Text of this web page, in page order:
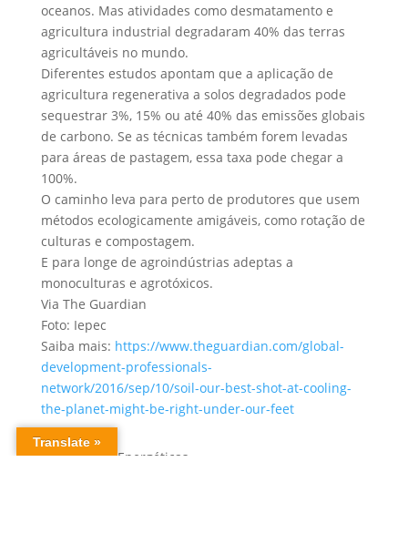
oceanos. Mas atividades como desmatamento e
agricultura industrial degradaram 40% das terras
agricultáveis no mundo.
Diferentes estudos apontam que a aplicação de
agricultura regenerativa a solos degradados pode
sequestrar 3%, 15% ou até 40% das emissões globais
de carbono. Se as técnicas também forem levadas
para áreas de pastagem, essa taxa pode chegar a
100%.
O caminho leva para perto de produtores que usem
métodos ecologicamente amigáveis, como rotação de
culturas e compostagem.
E para longe de agroindústrias adeptas a
monoculturas e agrotóxicos.
Via The Guardian
Foto: Iepec
Saiba mais: https://www.theguardian.com/global-
development-professionals-
network/2016/sep/10/soil-our-best-shot-at-cooling-
the-planet-might-be-right-under-our-feet
Alternativas Energéticas